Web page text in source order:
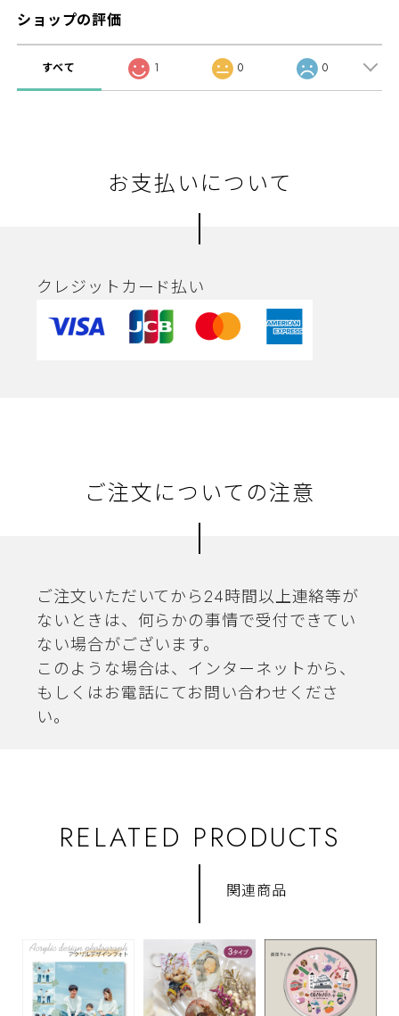
ショップの評価
すべて 1 0 0
お支払いについて
クレジットカード払い
ご注文についての注意
ご注文いただいてから24時間以上連絡等が
ないときは、何らかの事情で受付できてい
ない場合がございます。
このような場合は、インターネットから、
もしくはお電話にてお問い合わせくださ
い。
RELATED PRODUCTS
関連商品